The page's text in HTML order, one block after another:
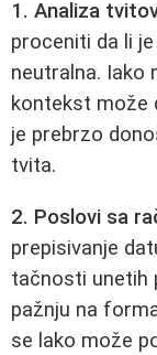
1. Analiza
proceniti da li
neutralna. Iako
kontekst može
je prebrzo
tvita.
2. Poslovi sa
prepisivanje
tačnosti unetih
pažnju na
se lako može